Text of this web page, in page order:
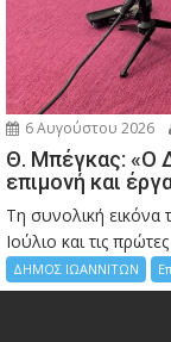
6 Αυγούστου 2026
Θ. Μπέγκας: «Ο
επιμονή και
Τη συνολική εικόνα
Ιούλιο και τις
ΔΗΜΟΣ ΙΩΑΝΝΙΤΩΝ